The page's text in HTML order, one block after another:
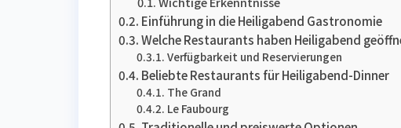
Einführung in die Heiligabend Gastronomie
Welche Restaurants haben Heiligabend
Verfügbarkeit und Reservierungen
Beliebte Restaurants für Heiligabend-Dinner
The Grand
Le Faubourg